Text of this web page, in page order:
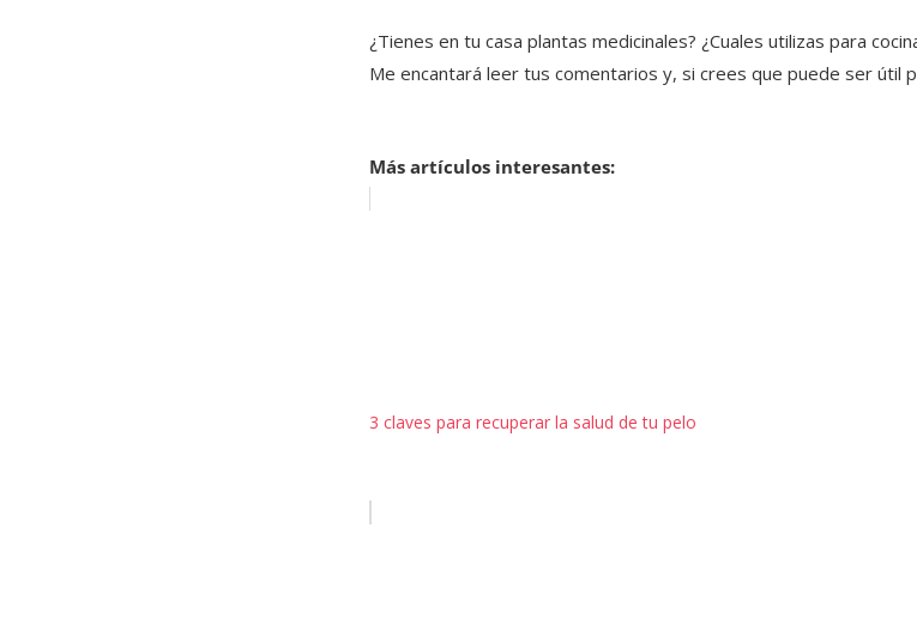
¿Tienes en tu casa plantas medicinales? ¿Cuales utilizas para
Me encantará leer tus comentarios y, si crees que puede ser útil
Más artículos interesantes:
3 claves para recuperar la salud de tu pelo